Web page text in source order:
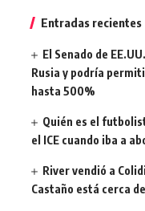
Entradas recientes
El Senado de
Rusia y podría
hasta 500%
Quién es el
el ICE cuando iba a
River vendió a
Castaño está cerca